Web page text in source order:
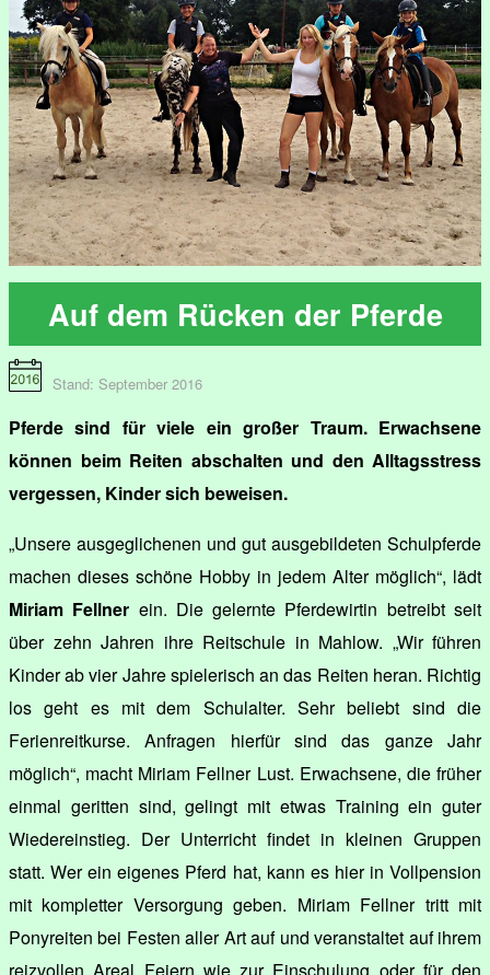
Auf dem Rücken der Pferde
Stand: September 2016
Pferde sind für viele ein großer Traum. Erwachsene
können beim Reiten abschalten und den Alltagsstress
vergessen, Kinder sich beweisen.
„Unsere ausgeglichenen und gut ausgebildeten Schulpferde
machen dieses schöne Hobby in jedem Alter möglich“, lädt
Miriam Fellner ein. Die gelernte Pferdewirtin betreibt seit
über zehn Jahren ihre Reitschule in Mahlow. „Wir führen
Kinder ab vier Jahre spielerisch an das Reiten heran. Richtig
los geht es mit dem Schulalter. Sehr beliebt sind die
Ferienreitkurse. Anfragen hierfür sind das ganze Jahr
möglich“, macht Miriam Fellner Lust. Erwachsene, die früher
einmal geritten sind, gelingt mit etwas Training ein guter
Wiedereinstieg. Der Unterricht findet in kleinen Gruppen
statt. Wer ein eigenes Pferd hat, kann es hier in Vollpension
mit kompletter Versorgung geben. Miriam Fellner tritt mit
Ponyreiten bei Festen aller Art auf und veranstaltet auf ihrem